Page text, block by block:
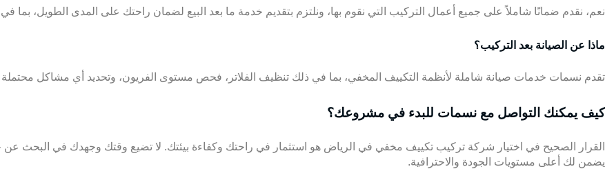
نعم، نقدم ضمانًا شاملاً على جميع أعمال التركيب التي نقوم بها، ونلتزم بتقديم خدمة ما بعد البيع لضمان راحتك على المدى الطويل، بما في
ماذا عن الصيانة بعد التركيب؟
تقدم نسمات خدمات صيانة شاملة لأنظمة التكييف المخفي، بما في ذلك تنظيف الفلاتر، فحص مستوى الفريون، وتحديد أي مشاكل
كيف يمكنك التواصل مع نسمات للبدء في مشروعك؟
القرار الصحيح في اختيار شركة تركيب تكييف مخفي في الرياض هو استثمار في راحتك وكفاءة بيئتك. لا تضيع وقتك وجهدك في البحث
يضمن لك أعلى مستويات الجودة والاحترافية.